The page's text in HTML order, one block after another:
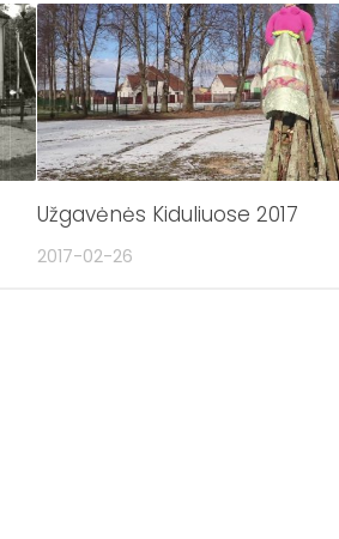
Užgavėnės Kiduliuose 2017
2017-02-26